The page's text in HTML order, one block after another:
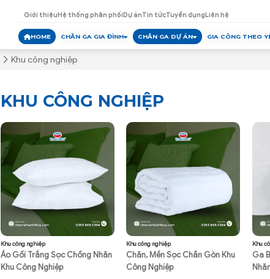
Giới thiệuHệ thống phân phốiDự ánTin tứcTuyển dụngLiên hệ
HOME CHĂN GA GIA ĐÌNH CHĂN GA DỰ ÁN GIA CÔNG THEO
Khu công nghiệp
KHU CÔNG NGHIỆP
Khu công nghiệp
Áo Gối Trắng Sọc Chống Nhăn
Khu Công Nghiệp
Khu công nghiệp
Chăn, Mền Sọc Chần Gòn Khu
Công Nghiệp
Khu
Ga